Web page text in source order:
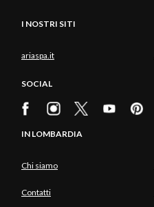
I NOSTRI SITI
ariaspa.it
SOCIAL
IN LOMBARDIA
Chi siamo
Contatti